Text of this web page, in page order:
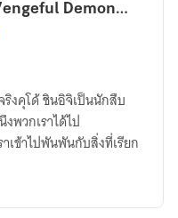
Demon
าบาท]
งคุโด้ ชินอิจิเป็นนักสืบ
พวกเราได้ไป
เข้าไปพันพันกับสิ่งที่เรียก